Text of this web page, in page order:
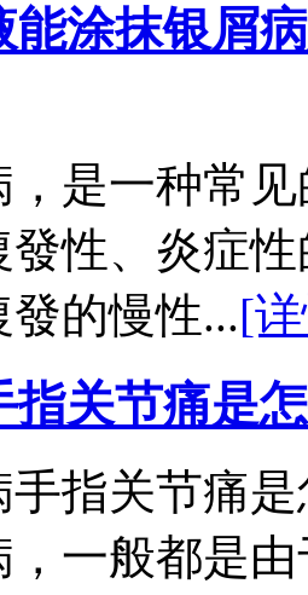
能涂抹银屑
，是一种常
發性、炎症
發的慢性...[
指关节痛是
手指关节痛
，一般都是